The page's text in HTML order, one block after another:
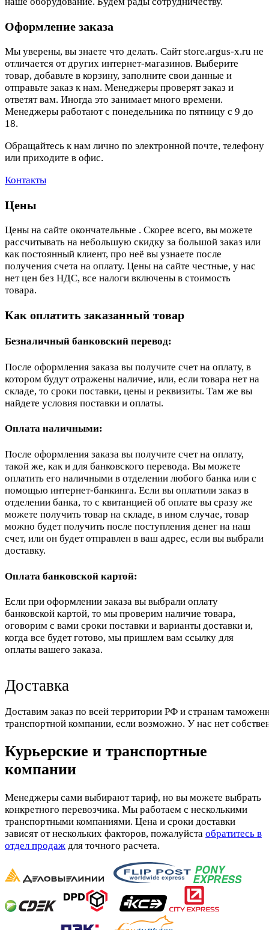
Оформление заказа
Мы уверены, вы знаете что делать. Сайт store.argus-x.ru не
отличается от других интернет-магазинов. Выберите
товар, добавьте в корзину, заполните свои данные и
отправьте заказ к нам. Менеджеры проверят заказ и
ответят вам. Иногда это занимает много времени.
Менеджеры работают с понедельника по пятницу с 9 до
18.
Обращайтесь к нам лично по электронной почте, телефону
или приходите в офис.
Контакты
Цены
Цены на сайте окончательные . Скорее всего, вы можете
рассчитывать на небольшую скидку за большой заказ или
как постоянный клиент, про неё вы узнаете после
получения счета на оплату. Цены на сайте честные, у нас
нет цен без НДС, все налоги включены в стоимость
товара.
Как оплатить заказанный товар
Безналичный банковский перевод:
После оформления заказа вы получите счет на оплату, в
котором будут отражены наличие, или, если товара нет на
складе, то сроки поставки, цены и реквизиты. Там же вы
найдете условия поставки и оплаты.
Оплата наличными:
После оформления заказа вы получите счет на оплату,
такой же, как и для банковского перевода. Вы можете
оплатить его наличными в отделении любого банка или с
помощью интернет-банкинга. Если вы оплатили заказ в
отделении банка, то с квитанцией об оплате вы сразу же
можете получить товар на складе, в ином случае, товар
можно будет получить после поступления денег на наш
счет, или он будет отправлен в ваш адрес, если вы выбрали
доставку.
Оплата банковской картой:
Если при оформлении заказа вы выбрали оплату
банковской картой, то мы проверим наличие товара,
оговорим с вами сроки поставки и варианты доставки и,
когда все будет готово, мы пришлем вам ссылку для
оплаты вашего заказа.
Доставка
Доставим заказ по всей территории РФ и странам
транспортной компании, если возможно. У нас нет
Курьерские и транспортные
компании
Менеджеры сами выбирают тариф, но вы можете выбрать
конкретного перевозчика. Мы работаем с несколькими
транспортными компаниями. Цена и сроки доставки
зависят от нескольких факторов, пожалуйста обратитесь в
отдел продаж для точного расчета.